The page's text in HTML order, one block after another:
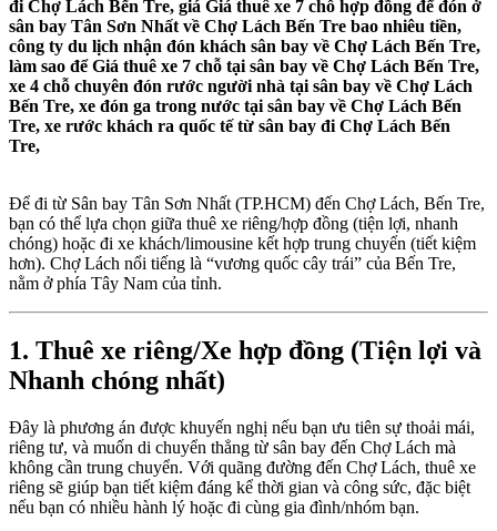
đi Chợ Lách Bến Tre, giá Giá thuê xe 7 chỗ hợp đồng để đón ở
sân bay Tân Sơn Nhất về Chợ Lách Bến Tre bao nhiêu tiền,
công ty du lịch nhận đón khách sân bay về Chợ Lách Bến Tre,
làm sao để Giá thuê xe 7 chỗ tại sân bay về Chợ Lách Bến Tre,
xe 4 chỗ chuyên đón rước người nhà tại sân bay về Chợ Lách
Bến Tre, xe đón ga trong nước tại sân bay về Chợ Lách Bến
Tre, xe rước khách ra quốc tế từ sân bay đi Chợ Lách Bến
Tre,
Để đi từ Sân bay Tân Sơn Nhất (TP.HCM) đến Chợ Lách, Bến Tre,
bạn có thể lựa chọn giữa thuê xe riêng/hợp đồng (tiện lợi, nhanh
chóng) hoặc đi xe khách/limousine kết hợp trung chuyển (tiết kiệm
hơn). Chợ Lách nổi tiếng là “vương quốc cây trái” của Bến Tre,
nằm ở phía Tây Nam của tỉnh.
1. Thuê xe riêng/Xe hợp đồng (Tiện lợi và
Nhanh chóng nhất)
Đây là phương án được khuyến nghị nếu bạn ưu tiên sự thoải mái,
riêng tư, và muốn di chuyển thẳng từ sân bay đến Chợ Lách mà
không cần trung chuyển. Với quãng đường đến Chợ Lách, thuê xe
riêng sẽ giúp bạn tiết kiệm đáng kể thời gian và công sức, đặc biệt
nếu bạn có nhiều hành lý hoặc đi cùng gia đình/nhóm bạn.